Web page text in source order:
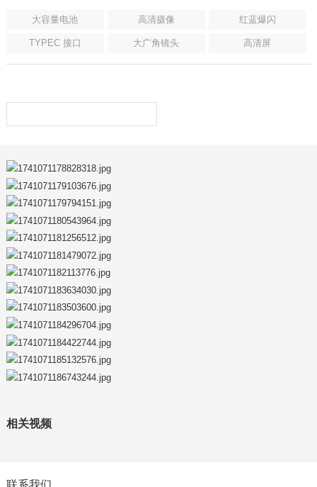
大容量电池 高清摄像 红蓝爆闪
TYPEC 接口 大广角镜头 高清屏
相关视频
联系我们